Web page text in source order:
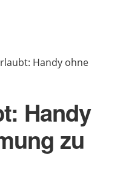
Handy ohne
Handy
zu